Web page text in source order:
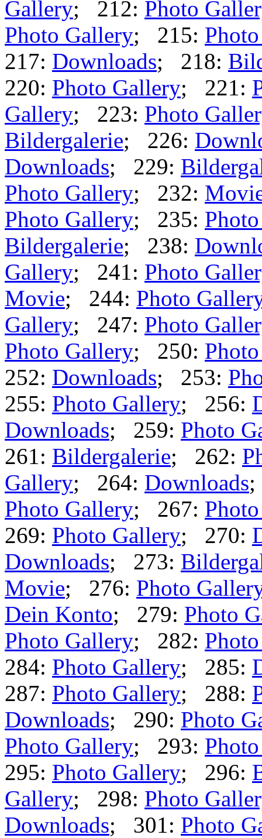
Gallery; 212: Photo
Photo Gallery; 215:
217: Downloads; 218:
220: Photo Gallery; 221:
Gallery; 223: Photo
Bildergalerie; 226:
Downloads; 229:
Photo Gallery; 232:
Photo Gallery; 235:
Bildergalerie; 238:
Gallery; 241: Photo
Movie; 244: Photo
Gallery; 247: Photo
Photo Gallery; 250:
252: Downloads; 253:
255: Photo Gallery; 256:
Downloads; 259: Photo
261: Bildergalerie; 262:
Gallery; 264: Downloads
Photo Gallery; 267:
269: Photo Gallery; 270:
Downloads; 273:
Movie; 276: Photo
Dein Konto; 279: Photo
Photo Gallery; 282:
284: Photo Gallery; 285:
287: Photo Gallery; 288:
Downloads; 290: Photo
Photo Gallery; 293:
295: Photo Gallery; 296:
Gallery; 298: Photo
Downloads; 301: Photo